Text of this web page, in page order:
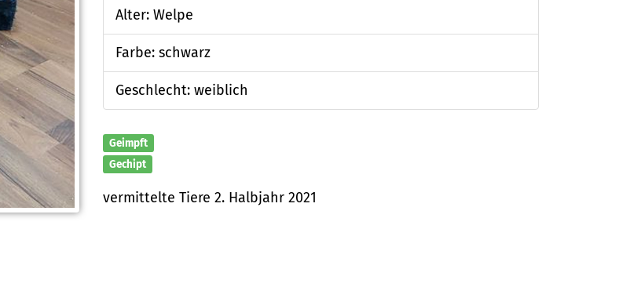
Alter: Welpe
Farbe: schwarz
Geschlecht: weiblich
Geimpft
Gechipt
vermittelte Tiere 2. Halbjahr 2021